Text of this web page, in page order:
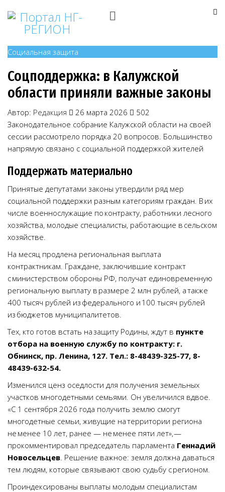
Социальная защита
Соцподдержка: в Калужской
области приняли важные законы
Автор: Редакция 26 марта 2026
502
Законодательное собрание Калужской области на своей
сессии рассмотрело порядка 20 вопросов. Большинство
напрямую связано с социальной поддержкой жителей
Поддержать материально
Принятые депутатами законы утвердили ряд мер
социальной поддержки разным категориям граждан. В их
числе военнослужащие по контракту, работники лесного
хозяйства, молодые специалисты, работающие в сельском
хозяйстве.
На месяц продлена региональная выплата
контрактникам. Граждане, заключившие контракт
с министерством обороны РФ, получат единовременную
региональную выплату в размере 2 млн рублей, а также
400 тысяч рублей из федерального и 100 тысяч рублей
из бюджетов муниципалитетов.
Тех, кто готов встать на защиту Родины, ждут в пункте
отбора на военную службу по контракту: г.
Обнинск, пр. Ленина, 127. Тел.: 8-48439-325-77, 8-
48439-632-54.
Изменился ценз оседлости для получения земельных
участков многодетными семьями. Он увеличился вдвое.
«С 1 сентября 2026 года получить землю смогут
многодетные семьи, живущие на территории региона
не менее 10 лет, ранее — не менее пяти лет», —
прокомментировал председатель парламента Геннадий
Новосельцев. Решение важное: земля должна даваться
тем людям, которые связывают свою судьбу с регионом.
Проиндексированы выплаты молодым специалистам